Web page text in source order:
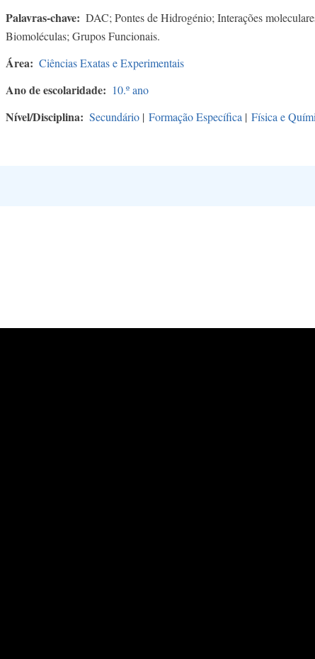
Palavras-chave
DAC; Pontes de Hidrogénio; Interações
Biomoléculas; Grupos Funcionais.
Área Ciências Exatas e Experimentais
Ano de escolaridade 10.º ano
Nível/Disciplina Secundário | Formação Específica | Física e